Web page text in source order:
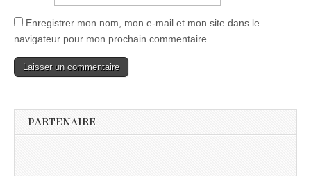
Enregistrer mon nom, mon e-mail et mon site dans le
navigateur pour mon prochain commentaire.
PARTENAIRE